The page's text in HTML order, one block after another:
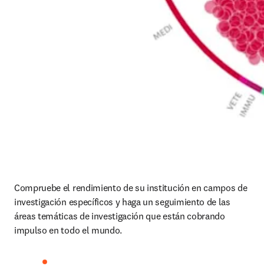
Compruebe el rendimiento de su institución en campos de
investigación específicos y haga un seguimiento de las
áreas temáticas de investigación que están cobrando
impulso en todo el mundo.